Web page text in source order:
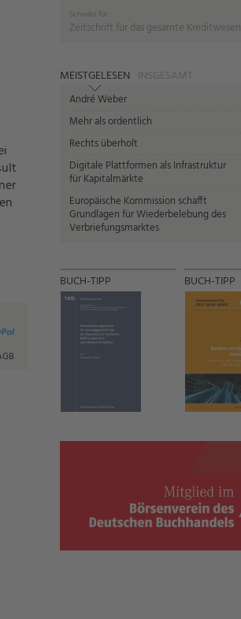
Schreibt für:
Zeitschrift für das gesamte Kreditwesen
MEISTGELESEN INSGESAMT
André Weber
Mehr als ordentlich
Rechts überholt
Digitale Plattformen als Infrastruktur
für Kapitalmärkte
Europäische Kommission schafft
Grundlagen für Wiederbelebung des
Verbriefungsmarktes
BUCH-TIPP BUCH-TIPP